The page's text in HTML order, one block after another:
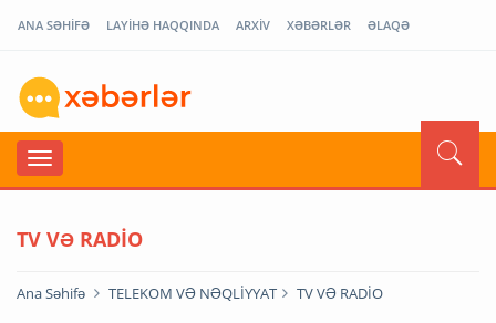
ANA SƏHİFƏ LAYİHƏ HAQQINDA ARXİV XƏBƏRLƏR ƏLAQƏ
TV VƏ RADİO
Ana Səhifə TELEKOM VƏ NƏQLİYYAT TV VƏ RADİO